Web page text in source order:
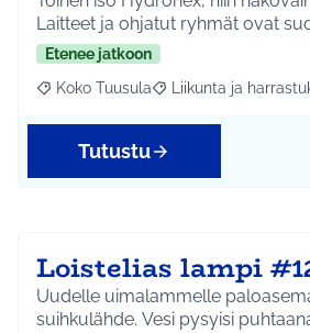
Laitteet ja ohjatut ryhmät ovat
Etenee jatkoon
Rajaa tulokset aihepiirin mukaan:
Koko Tuusula Rajaa tulokset
Liikunta ja
Tutustu
Loistelias lampi
Uudelle uimalammelle
suihkulähde. Vesi pysyisi